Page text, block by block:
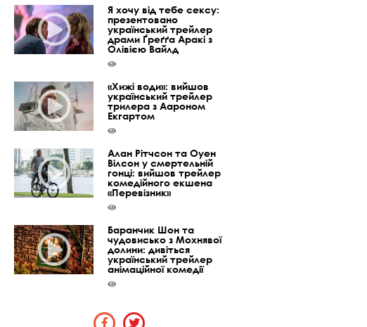
Я хочу від тебе сексу:
презентовано
український трейлер
драми Ґреґґа Аракі з
Олівією Вайлд
«Хижі води»: вийшов
український трейлер
трилера з Аароном
Екгартом
Алан Рітчсон та Оуен
Вілсон у смертельній
гонці: вийшов трейлер
комедійного екшена
«Перевізник»
Баранчик Шон та
чудовисько з Мохнявої
долини: дивіться
український трейлер
анімаційної комедії